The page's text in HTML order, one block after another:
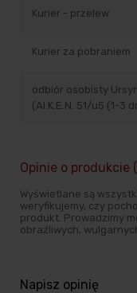
Kurier - przelew
Kurier za pobraniem
odbiór osobisty
(Al.K.E.N. 51/u5 (1-3
Opinie o produkcie
Wyświetlane są
weryfikujemy, czy
produkt. Prowadzimy
obraźliwych,
Napisz opinię